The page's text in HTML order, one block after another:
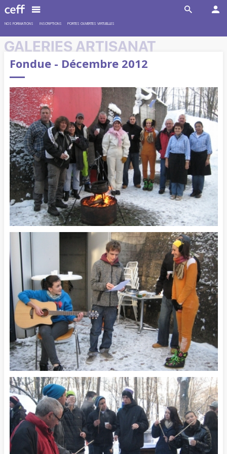
NOS FORMATIONS INSCRIPTIONS PORTES OUVERTES VIRTUELLES
GALERIES ARTISANAT
Fondue - Décembre 2012